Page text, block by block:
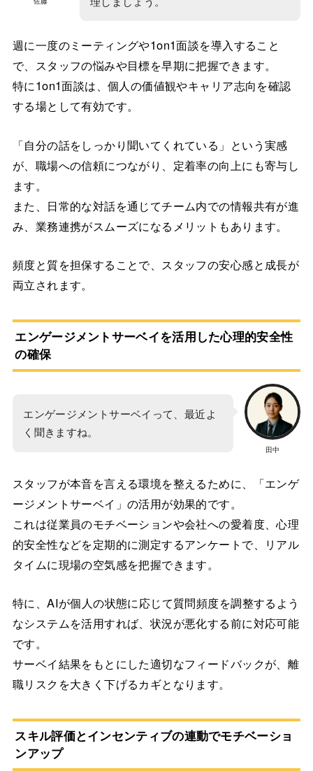
週に一度のミーティングや1on1面談を導入すること
で、スタッフの悩みや目標を早期に把握できます。
特に1on1面談は、個人の価値観やキャリア志向を確認
する場として有効です。
「自分の話をしっかり聞いてくれている」という実感
が、職場への信頼につながり、定着率の向上にも寄与し
ます。
また、日常的な対話を通じてチーム内での情報共有が進
み、業務連携がスムーズになるメリットもあります。
頻度と質を担保することで、スタッフの安心感と成長が
両立されます。
エンゲージメントサーベイを活用した心理的安全性
の確保
田中
エンゲージメントサーベイって、最近よ
く聞きますね。
スタッフが本音を言える環境を整えるために、「エンゲ
ージメントサーベイ」の活用が効果的です。
これは従業員のモチベーションや会社への愛着度、心理
的安全性などを定期的に測定するアンケートで、リアル
タイムに現場の空気感を把握できます。
特に、AIが個人の状態に応じて質問頻度を調整するよう
なシステムを活用すれば、状況が悪化する前に対応可能
です。
サーベイ結果をもとにした適切なフィードバックが、離
職リスクを大きく下げるカギとなります。
スキル評価とインセンティブの連動でモチベーショ
ンアップ